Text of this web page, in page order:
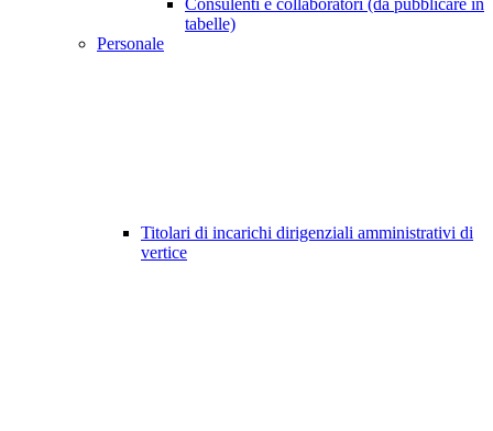
Consulenti e collaboratori (da pubblicare in
tabelle)
Personale
Titolari di incarichi dirigenziali amministrativi di
vertice